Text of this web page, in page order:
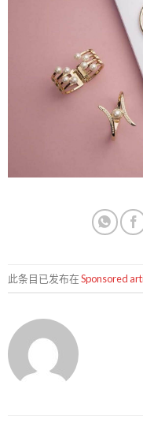
此条目已发布在Sponsored